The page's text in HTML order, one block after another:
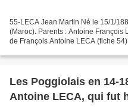
55-LECA Jean Martin Né le 15/1/
(Maroc). Parents : Antoine François
de François Antoine LECA (fiche
Les Poggiolais en 14-
Antoine LECA, qui fut